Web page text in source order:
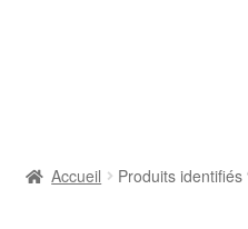
Accueil Produits identifiés